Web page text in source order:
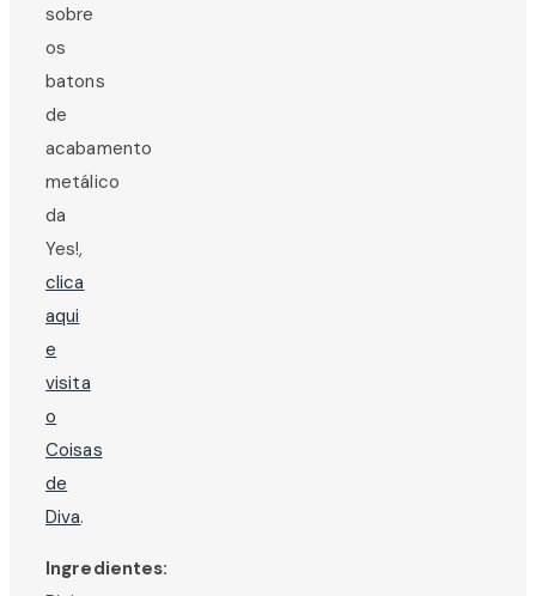
sobre
os
batons
de
acabamento
metálico
da
Yes!,
clica
aqui
e
visita
o
Coisas
de
Diva.
Ingredientes: